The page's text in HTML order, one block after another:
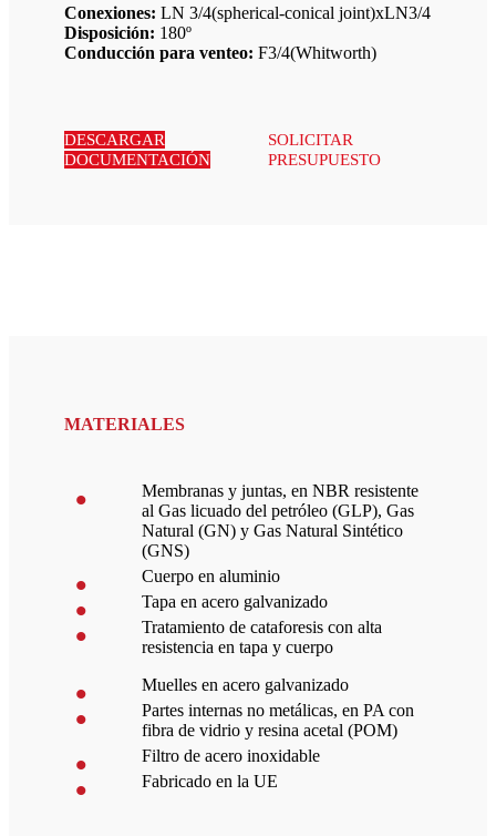
Conexiones: LN 3/4(spherical-conical joint)xLN3/4
Disposición: 180º
Conducción para venteo: F3/4(Whitworth)
DESCARGAR
DOCUMENTACIÓN
SOLICITAR
PRESUPUESTO
MATERIALES
Membranas y juntas, en NBR resistente
al Gas licuado del petróleo (GLP), Gas
Natural (GN) y Gas Natural Sintético
(GNS)
Cuerpo en aluminio
Tapa en acero galvanizado
Tratamiento de cataforesis con alta
resistencia en tapa y cuerpo
Muelles en acero galvanizado
Partes internas no metálicas, en PA con
fibra de vidrio y resina acetal (POM)
Filtro de acero inoxidable
Fabricado en la UE